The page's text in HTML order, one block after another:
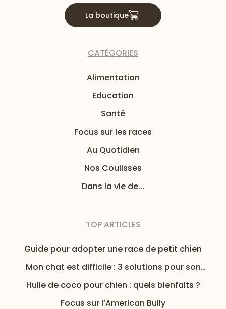
La boutique
CATÉGORIES
Alimentation
Education
Santé
Focus sur les races
Au Quotidien
Nos Coulisses
Dans la vie de...
TOP ARTICLES
Guide pour adopter une race de petit chien
Mon chat est difficile : 3 solutions pour son
alimentation
Huile de coco pour chien : quels bienfaits ?
Focus sur l’American Bully